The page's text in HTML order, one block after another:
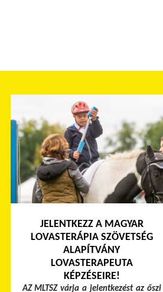
JELENTKEZZ A MAGYAR
LOVASTERÁPIA SZÖVETSÉG
ALAPÍTVÁNY
LOVASTERAPEUTA
KÉPZÉSEIRE!
AZ MLTSZ várja a jelentkezést az őszi